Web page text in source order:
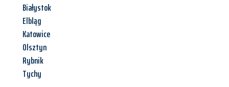
Białystok
Elbląg
Katowice
Olsztyn
Rybnik
Tychy